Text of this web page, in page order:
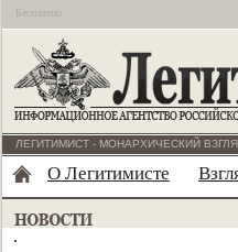
Бесплатно
ЛЕГИТИМИСТ - МОНАРХИЧЕСКИЙ
О Легитимисте